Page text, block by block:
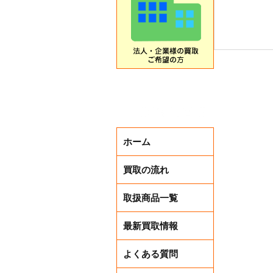
ホーム
買取の流れ
取扱商品一覧
最新買取情報
よくある質問